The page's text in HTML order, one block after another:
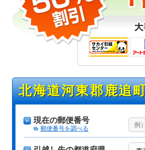
北海道河東郡鹿追
現在の郵便番号
郵便番号を調べる